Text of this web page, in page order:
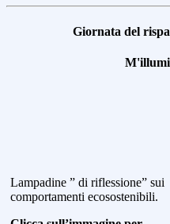
Giornata del
Lampadine ” di riflessione” sui
comportamenti ecosostenibili.